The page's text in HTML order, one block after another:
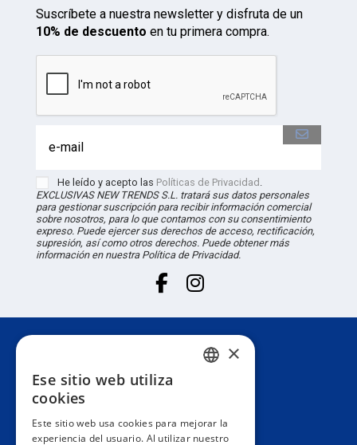
Suscríbete a nuestra newsletter y disfruta de un
10% de descuento en tu primera compra.
He leído y acepto las Políticas de Privacidad
EXCLUSIVAS NEW TRENDS S.L. tratará sus datos personales
para gestionar suscripción para recibir información comercial
sobre nosotros, para lo que contamos con su consentimiento
expreso. Puede ejercer sus derechos de acceso, rectificación,
supresión, así como otros derechos. Puede obtener más
información en nuestra Política de Privacidad.
Información
ENGLISH
×
Ese sitio web utiliza
cookies
Este sitio web usa cookies para mejorar la
experiencia del usuario. Al utilizar nuestro